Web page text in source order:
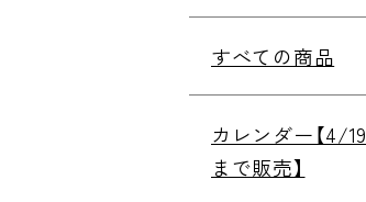
すべての商品
カレンダー【4/19
まで販売】